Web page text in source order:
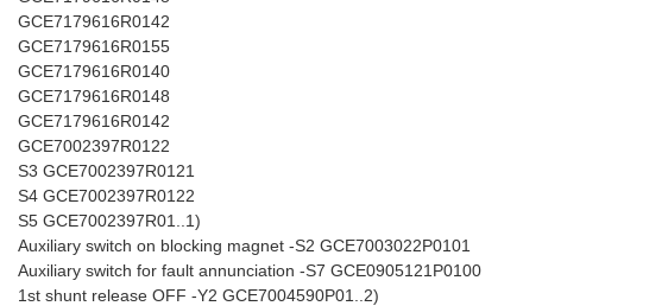
GCE7179616R0142
GCE7179616R0155
GCE7179616R0140
GCE7179616R0148
GCE7179616R0142
GCE7002397R0122
S3 GCE7002397R0121
S4 GCE7002397R0122
S5 GCE7002397R01..1)
Auxiliary switch on blocking magnet -S2 GCE7003022P0101
Auxiliary switch for fault annunciation -S7 GCE0905121P0100
1st shunt release OFF -Y2 GCE7004590P01..2)